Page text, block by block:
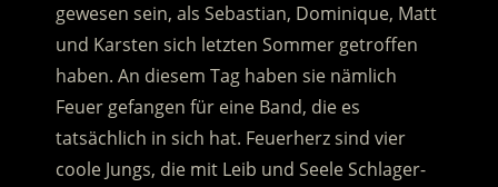
gewesen sein, als Sebastian, Dominique, Matt
und Karsten sich letzten Sommer getroffen
haben. An diesem Tag haben sie nämlich
Feuer gefangen für eine Band, die es
tatsächlich in sich hat. Feuerherz sind vier
coole Jungs, die mit Leib und Seele Schlager-